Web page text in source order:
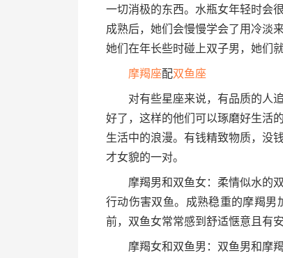
一切消极的东西。水瓶女年轻时会
成熟后，她们会慢慢学会了用冷淡
她们在年长些时碰上双子男，她们
摩羯座配双鱼座
对有些星座来说，有品质的人追
好了，这样的他们可以琢磨好生活
生活中的浪漫。有钱精致物质，没
才女貌的一对。
摩羯男和双鱼女：柔情似水的双
行动伤害双鱼。成熟稳重的摩羯男
前，双鱼女常常感到舒适惬意且有
摩羯女和双鱼男：双鱼男和摩羯